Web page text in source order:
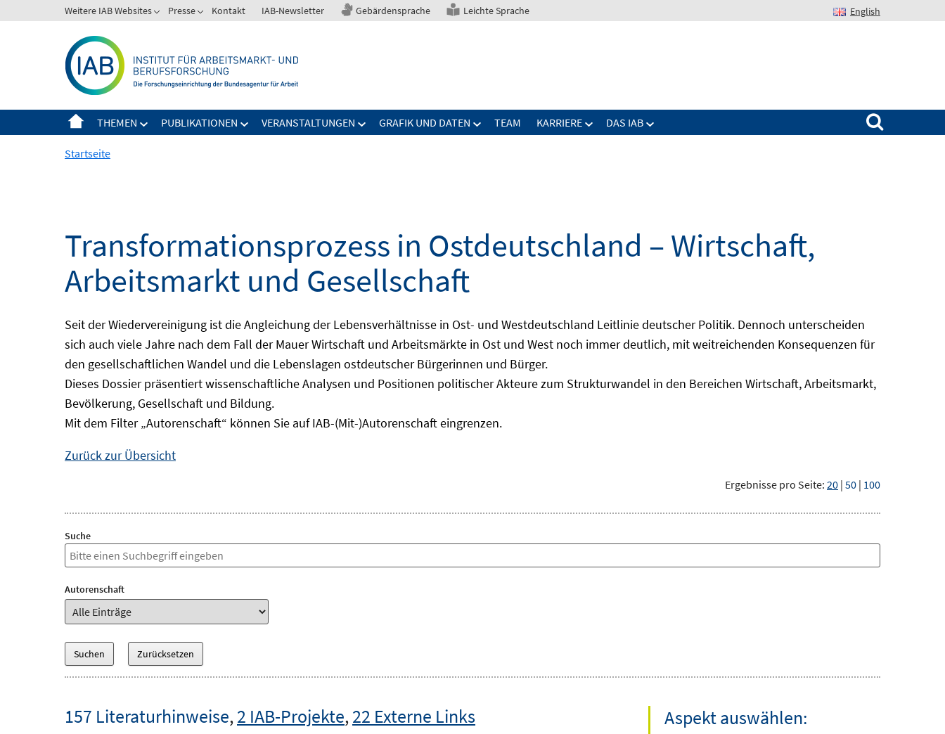
zum
Weitere IAB Websites Presse Kontakt IAB-Newsletter Gebärdensprache Leichte Sprache English
THEMEN PUBLIKATIONEN VERANSTALTUNGEN GRAFIK UND DATEN TEAM KARRIERE DAS IAB
Suchen nach:
Startseite
Transformationsprozess in Ostdeutschland – Wirtschaft,
Arbeitsmarkt und Gesellschaft
Seit der Wiedervereinigung ist die Angleichung der Lebensverhältnisse in Ost- und Westdeutschland Leitlinie deutscher Politik. Dennoch unterscheiden
sich auch viele Jahre nach dem Fall der Mauer Wirtschaft und Arbeitsmärkte in Ost und West noch immer deutlich, mit weitreichenden Konsequenzen für
den gesellschaftlichen Wandel und die Lebenslagen ostdeutscher Bürgerinnen und Bürger.
Dieses Dossier präsentiert wissenschaftliche Analysen und Positionen politischer Akteure zum Strukturwandel in den Bereichen Wirtschaft, Arbeitsmarkt,
Bevölkerung, Gesellschaft und Bildung.
Mit dem Filter „Autorenschaft“ können Sie auf IAB-(Mit-)Autorenschaft eingrenzen.
Zurück zur Übersicht
Ergebnisse pro Seite: 20 | 50 | 100
Suche
Autorenschaft
157 Literaturhinweise,2 IAB-Projekte,22 Externe Links
Aspekt auswählen: